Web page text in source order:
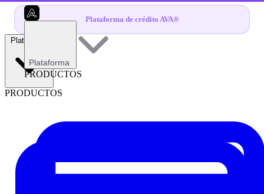
Plataforma de crédito AVA®
Plataforma
PRODUCTOS
Plataforma
PRODUCTOS